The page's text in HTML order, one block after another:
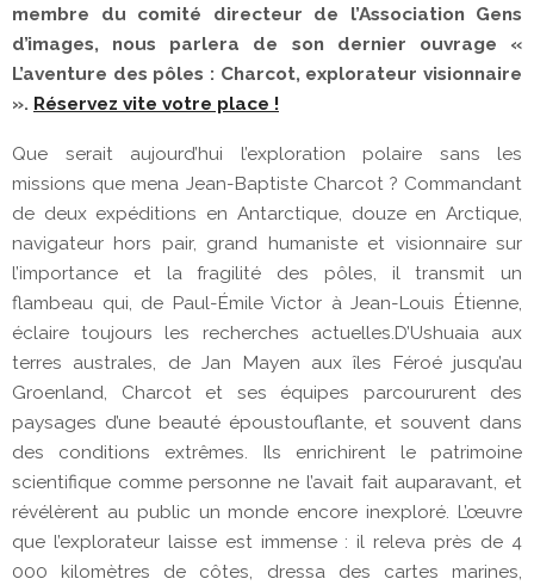
membre du comité directeur de l’Association Gens
d’images, nous parlera de son dernier ouvrage «
L’aventure des pôles : Charcot, explorateur visionnaire
». Réservez vite votre place !
Que serait aujourd’hui l’exploration polaire sans les
missions que mena Jean-Baptiste Charcot ? Commandant
de deux expéditions en Antarctique, douze en Arctique,
navigateur hors pair, grand humaniste et visionnaire sur
l’importance et la fragilité des pôles, il transmit un
flambeau qui, de Paul-Émile Victor à Jean-Louis Étienne,
éclaire toujours les recherches actuelles.D’Ushuaia aux
terres australes, de Jan Mayen aux îles Féroé jusqu’au
Groenland, Charcot et ses équipes parcoururent des
paysages d’une beauté époustouflante, et souvent dans
des conditions extrêmes. Ils enrichirent le patrimoine
scientifique comme personne ne l’avait fait auparavant, et
révélèrent au public un monde encore inexploré. L’œuvre
que l’explorateur laisse est immense : il releva près de 4
000 kilomètres de côtes, dressa des cartes marines,